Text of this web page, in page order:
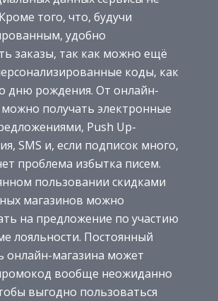
того, что, будучи
удобно
заказы, так как можно ещё
коды, как
дню рождения. От онлайн-
получать электронные
Push Up-
SMS и, если подписок много,
проблема избытка писем.
пользовании скидками
магазинов можно
на предложение по участию
лояльности. Постоянный
онлайн-магазина может
вообще неожиданно
выгодно пользоваться